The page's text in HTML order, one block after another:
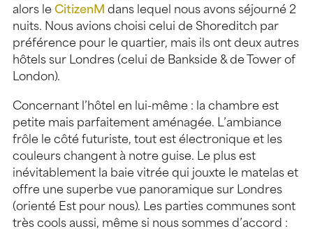
alors le CitizenM dans lequel nous avons séjourné 2
nuits. Nous avions choisi celui de Shoreditch par
préférence pour le quartier, mais ils ont deux autres
hôtels sur Londres (celui de Bankside & de Tower of
London).
Concernant l’hôtel en lui-même : la chambre est
petite mais parfaitement aménagée. L’ambiance
frôle le côté futuriste, tout est électronique et les
couleurs changent à notre guise. Le plus est
inévitablement la baie vitrée qui jouxte le matelas et
offre une superbe vue panoramique sur Londres
(orienté Est pour nous). Les parties communes sont
très cools aussi, même si nous sommes d’accord :